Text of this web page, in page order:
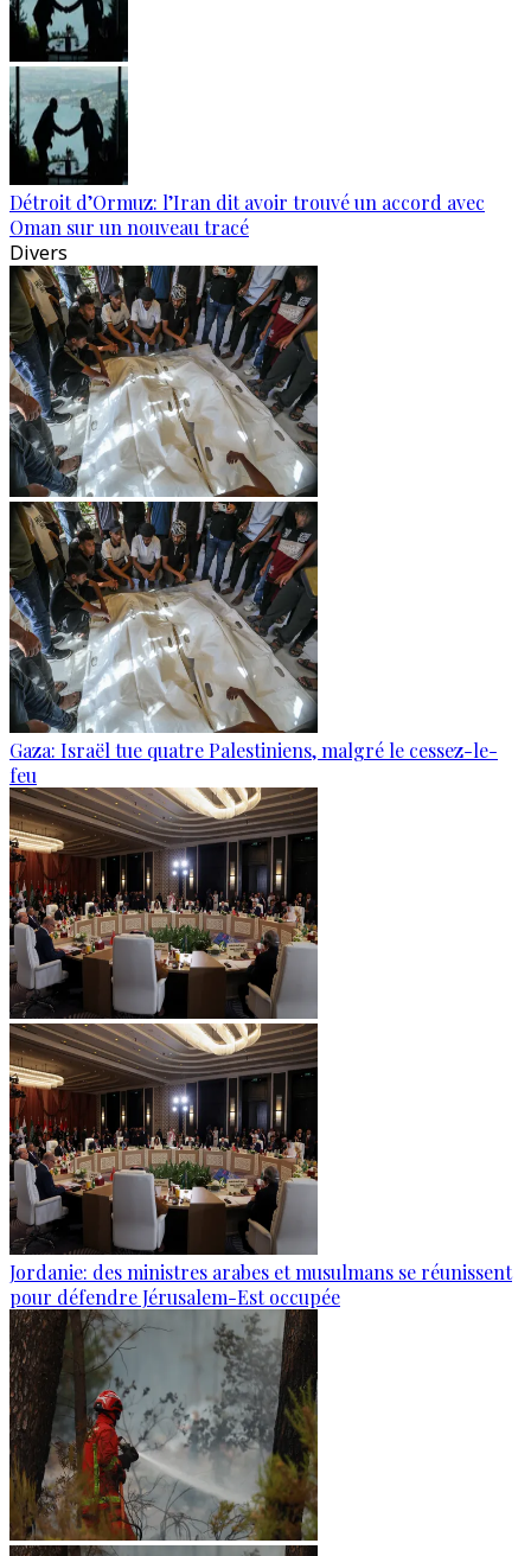
Détroit d’Ormuz: l’Iran dit avoir trouvé un accord avec
Oman sur un nouveau tracé
Divers
Gaza: Israël tue quatre Palestiniens, malgré le cessez-le-
feu
Jordanie: des ministres arabes et musulmans se réunissent
pour défendre Jérusalem-Est occupée